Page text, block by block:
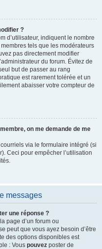
?
d’utilisateur, indiquent le nombre
tels que les modérateurs
pas directement modifier
du forum. Évitez de
but de passer au rang
est rarement tolérée et un
abaisser votre compteur de
on me demande de me
via le formulaire intégré (si
Ceci pour empêcher l’utilisation
messages
une réponse ?
page d’un forum ou
peut que vous ayez besoin d’être
des options disponibles est
: Vous pouvez poster de